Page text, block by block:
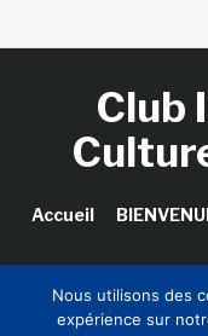
Club
Accueil
Nous utilisons des
expérience sur